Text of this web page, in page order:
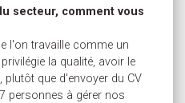
secteur, comment vous
l'on travaille comme un
la qualité, avoir le
que d'envoyer du CV
personnes à gérer nos